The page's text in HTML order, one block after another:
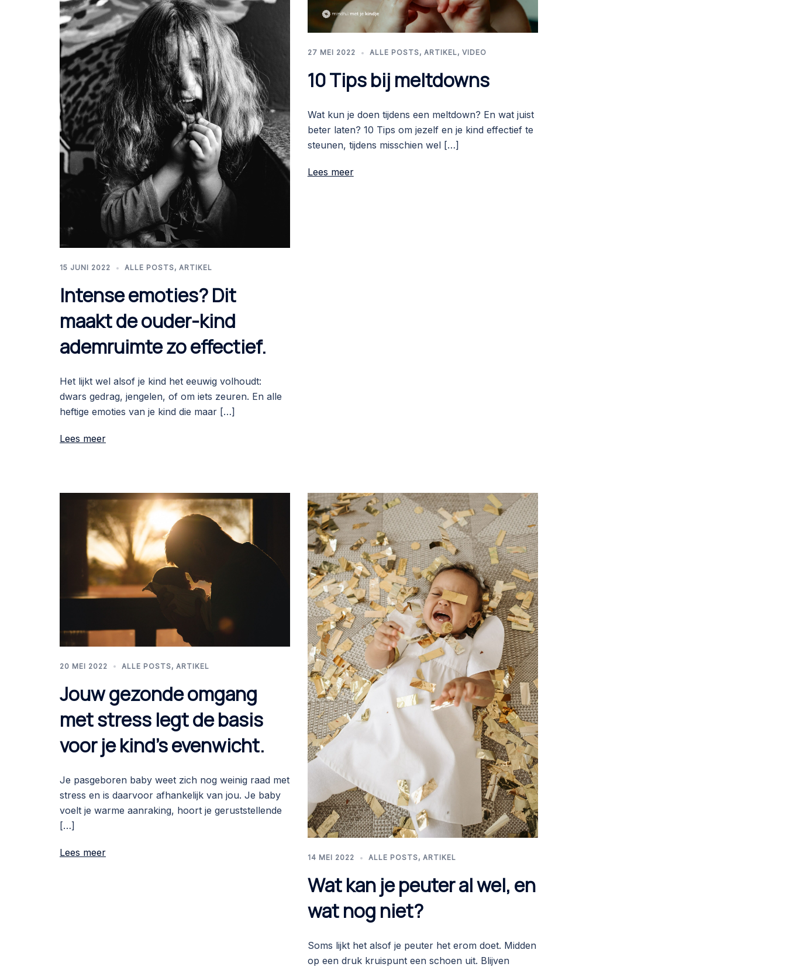
15 JUNI 2022 ALLE POSTS, ARTIKEL
Intense emoties? Dit
maakt de ouder-kind
ademruimte zo effectief.
Het lijkt wel alsof je kind het eeuwig volhoudt:
dwars gedrag, jengelen, of om iets zeuren. En alle
heftige emoties van je kind die maar […]
Lees meer
27 MEI 2022 ALLE POSTS, ARTIKEL, VIDEO
10 Tips bij meltdowns
Wat kun je doen tijdens een meltdown? En wat juist
beter laten? 10 Tips om jezelf en je kind effectief te
steunen, tijdens misschien wel […]
Lees meer
20 MEI 2022 ALLE POSTS, ARTIKEL
Jouw gezonde omgang
met stress legt de basis
voor je kind’s evenwicht.
Je pasgeboren baby weet zich nog weinig raad met
stress en is daarvoor afhankelijk van jou. Je baby
voelt je warme aanraking, hoort je geruststellende
[…]
Lees meer 14 MEI 2022 ALLE POSTS, ARTIKEL
Wat kan je peuter al wel, en
wat nog niet?
Soms lijkt het alsof je peuter het erom doet. Midden
op een druk kruispunt een schoen uit. Blijven